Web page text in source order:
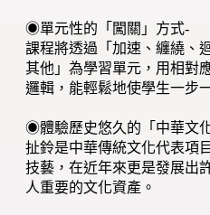
◉單元性的「闖關」方式-
課程將透過「加速、纏繞、
其他」為學習單元，用相對
邏輯，能輕鬆地使學生一步
◉體驗歷史悠久的「中華文
扯鈴是中華傳統文化代表項
技藝，在近年來更是發展出
人重要的文化資產。